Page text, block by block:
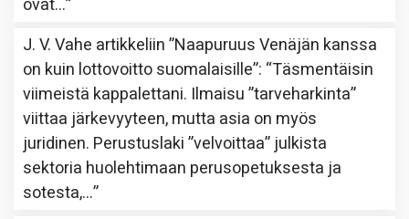
ovat…”
J. V. Vahe artikkeliin”Naapuruus Venäjän kanssa
on kuin lottovoitto suomalaisille”: “Täsmentäisin
viimeistä kappalettani. Ilmaisu ”tarveharkinta”
viittaa järkevyyteen, mutta asia on myös
juridinen. Perustuslaki ”velvoittaa” julkista
sektoria huolehtimaan perusopetuksesta ja
sotesta,…”